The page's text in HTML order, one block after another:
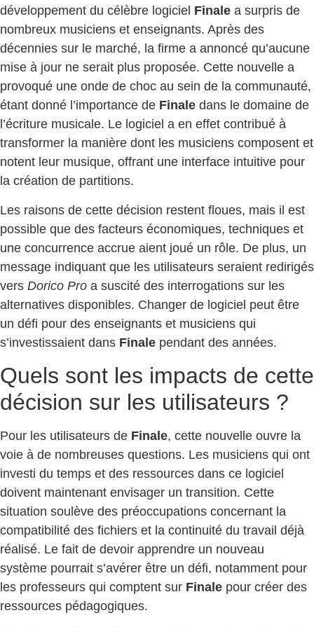
développement du célèbre logiciel Finale a surpris de
nombreux musiciens et enseignants. Après des
décennies sur le marché, la firme a annoncé qu’aucune
mise à jour ne serait plus proposée. Cette nouvelle a
provoqué une onde de choc au sein de la communauté,
étant donné l’importance de Finale dans le domaine de
l’écriture musicale. Le logiciel a en effet contribué à
transformer la manière dont les musiciens composent et
notent leur musique, offrant une interface intuitive pour
la création de partitions.
Les raisons de cette décision restent floues, mais il est
possible que des facteurs économiques, techniques et
une concurrence accrue aient joué un rôle. De plus, un
message indiquant que les utilisateurs seraient redirigés
vers Dorico Pro a suscité des interrogations sur les
alternatives disponibles. Changer de logiciel peut être
un défi pour des enseignants et musiciens qui
s’investissaient dans Finale pendant des années.
Quels sont les impacts de cette
décision sur les utilisateurs ?
Pour les utilisateurs de Finale, cette nouvelle ouvre la
voie à de nombreuses questions. Les musiciens qui ont
investi du temps et des ressources dans ce logiciel
doivent maintenant envisager un transition. Cette
situation soulève des préoccupations concernant la
compatibilité des fichiers et la continuité du travail déjà
réalisé. Le fait de devoir apprendre un nouveau
système pourrait s’avérer être un défi, notamment pour
les professeurs qui comptent sur Finale pour créer des
ressources pédagogiques.